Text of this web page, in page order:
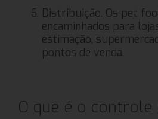
Distribuição. Os pet
encaminhados para
estimação,
pontos de venda.
O que é o controle